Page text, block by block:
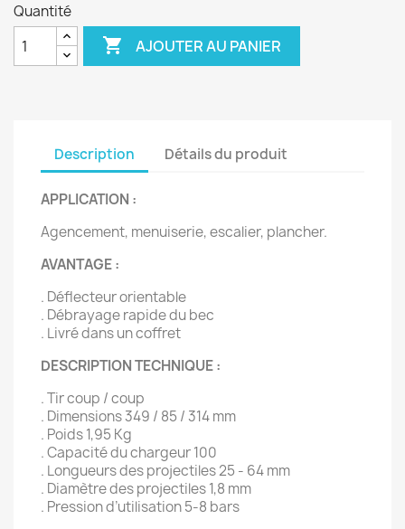
Quantité
 AJOUTER AU PANIER
Description Détails du produit
APPLICATION :
Agencement, menuiserie, escalier, plancher.
AVANTAGE :
. Déflecteur orientable
. Débrayage rapide du bec
. Livré dans un coffret
DESCRIPTION TECHNIQUE :
. Tir coup / coup
. Dimensions 349 / 85 / 314 mm
. Poids 1,95 Kg
. Capacité du chargeur 100
. Longueurs des projectiles 25 - 64 mm
. Diamètre des projectiles 1,8 mm
. Pression d’utilisation 5-8 bars